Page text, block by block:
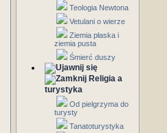
Teologia Newtona
Vetulani o wierze
Ziemia płaska i
ziemia pusta
Śmierć duszy
Religia a
turystyka
Od pielgrzyma do
turysty
Tanatoturystyka